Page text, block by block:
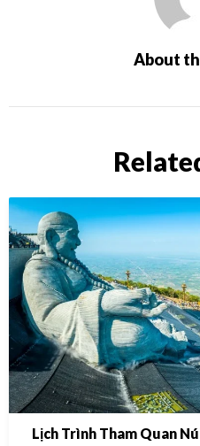
About
Lịch Trình Tham Quan